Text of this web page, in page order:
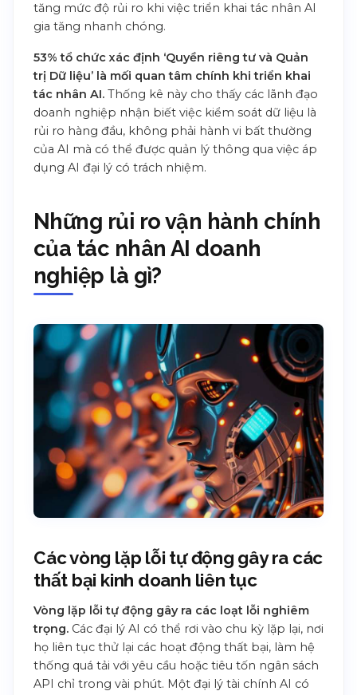
tăng mức độ rủi ro khi việc triển khai tác nhân AI
gia tăng nhanh chóng.
53% tổ chức xác định ‘Quyền riêng tư và Quản
trị Dữ liệu’ là mối quan tâm chính khi triển khai
tác nhân AI. Thống kê này cho thấy các lãnh đạo
doanh nghiệp nhận biết việc kiểm soát dữ liệu là
rủi ro hàng đầu, không phải hành vi bất thường
của AI mà có thể được quản lý thông qua việc áp
dụng AI đại lý có trách nhiệm.
Những rủi ro vận hành chính
của tác nhân AI doanh
nghiệp là gì?
Các vòng lặp lỗi tự động gây ra các
thất bại kinh doanh liên tục
Vòng lặp lỗi tự động gây ra các loạt lỗi nghiêm
trọng. Các đại lý AI có thể rơi vào chu kỳ lặp lại, nơi
họ liên tục thử lại các hoạt động thất bại, làm hệ
thống quá tải với yêu cầu hoặc tiêu tốn ngân sách
API chỉ trong vài phút. Một đại lý tài chính AI có